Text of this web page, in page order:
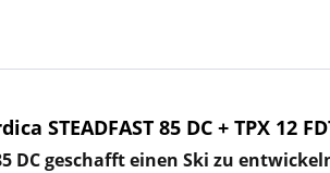
STEADFAST 85 DC + TPX 12
DC geschafft einen Ski zu